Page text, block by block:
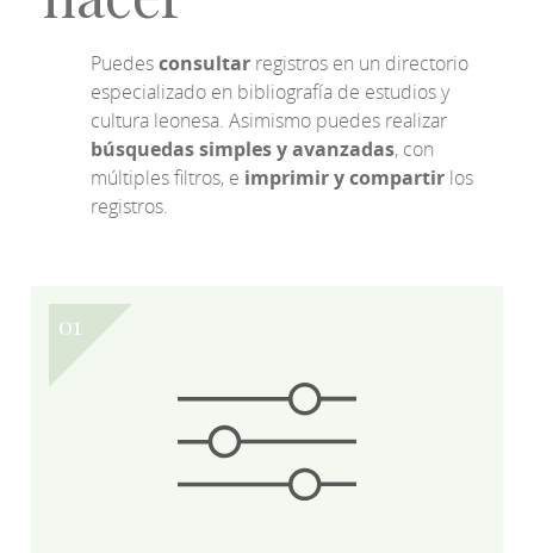
Puedesconsultar registros en un directorio
especializado en bibliografía de estudios y
cultura leonesa. Asimismo puedes realizar
búsquedas simples y avanzadas, con
múltiples filtros, e imprimir y compartir los
registros.